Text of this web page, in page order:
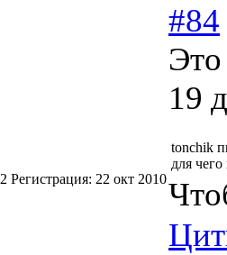
2 Регистрация: 22 окт 2010
#84
Это
19
tonchik
для